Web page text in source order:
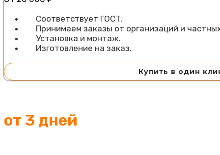
Соответствует ГОСТ.
Принимаем заказы от организаций и
Установка и монтаж.
Изготовление на заказ.
Купить в один
от 3 дней